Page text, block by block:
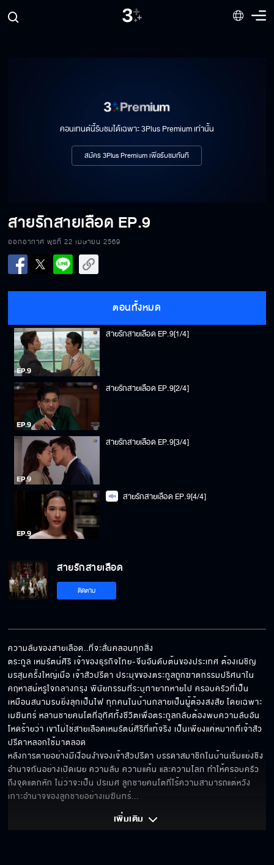
คอนเทนต์นี้รับชมได้เฉพาะ 3Plus Premium เท่านั้น
สมัคร 3Plus Premium เพื่อรับชมทันที
สายรักสายเลือด EP.9
ออกอากาศ พุธที่ 22 เมษายน 2569
ตอนทั้งหมด
สายรักสายเลือด EP.9[1/4]
สายรักสายเลือด EP.9[2/4]
สายรักสายเลือด EP.9[3/4]
สายรักสายเลือด EP.9[4/4]
สายรักสายเลือด
ติดตาม
ความลับของสายเลือด..ที่จะสั่นคลอนทุกสิ่ง
ตระกูล เหมรัตน์ศิริ เจ้าของธุรกิจไทย-จีนอันดับต้นของประเทศ ต้องเผชิญ
มรสุมครั้งใหญ่เมื่อ เจ้าสัวปรีดา ประมุขของตระกูลถูกฆาตกรรมปริศนาใน
คฤหาสน์หรูใจกลางกรุง พินัยกรรมที่ระบุทายาทหายไป ครอบครัวที่เป็น
เหมือนสนามรบยิ่งลุกเป็นไฟ ทุกคนในบ้านกลายเป็นผู้ต้องสงสัย โดยเฉพาะ
เมฆินทร์ หลานชายคนโตที่อุทิศทั้งชีวิตเพื่อตระกูลกลับต้องพบความลับอัน
โหดร้ายว่า เขาไม่ใช่สายเลือดเหมรัตน์ศิริที่แท้จริง เป็นเพียงแค่หมากที่เจ้าสัว
ปรีดาหลอกใช้มาตลอด
หลังการตายอย่างมีเงื่อนงำของเจ้าสัวปรีดา บรรดาสมาชิกในบ้านเริ่มแย่งชิง
อำนาจกันอย่างเปิดเผย ความลับ ความแค้น และความโลภ ทำให้ครอบครัว
ถึงจุดแตกหัก ไม่ว่าจะเป็น ปรเมศ ลูกชายคนโตที่ไร้ความสามารถแต่หวัง
เกาะอำนาจของลูกชายอย่างเมฆินทร์...
เพิ่มเติม